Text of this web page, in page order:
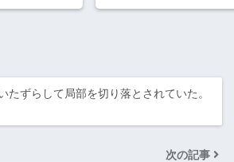
たずらして局部を切り落とされていた。
次の記事